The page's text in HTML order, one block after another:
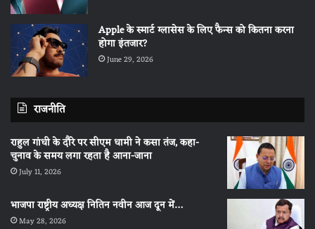
Apple के स्मार्ट ग्लासेस के लिए फैन्स को कितना करना
होगा इंतजार?
June 29, 2026
राजनीति
राहुल गांधी के दौरे पर सीएम धामी ने कसा तंज, कहा-
चुनाव के समय लगा रहता है आना-जाना
July 11, 2026
भाजपा राष्ट्रीय अध्यक्ष नितिन नवीन आज दून में…
May 28, 2026